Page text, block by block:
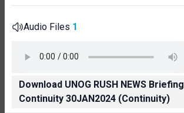
Audio Files 1
Download UNOG RUSH NEWS Briefing
Continuity 30JAN2024 (Continuity)